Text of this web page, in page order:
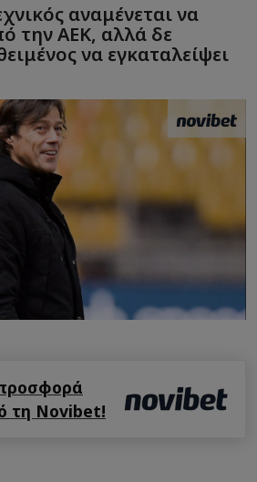
αναμένεται να
την ΑΕΚ, αλλά δε
να εγκαταλείψει
τη Novibet!